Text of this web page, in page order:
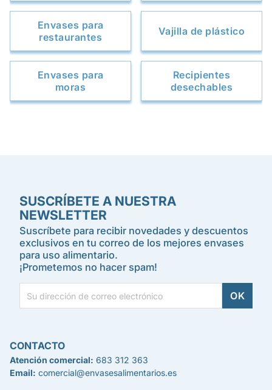
Envases para
restaurantes
Vajilla de plástico
Envases para
moras
Recipientes
desechables
SUSCRÍBETE A NUESTRA
NEWSLETTER
Suscríbete para recibir novedades y descuentos
exclusivos en tu correo de los mejores envases
para uso alimentario.
¡Prometemos no hacer spam!
CONTACTO
Atención comercial: 683 312 363
Email: comercial@envasesalimentarios.es